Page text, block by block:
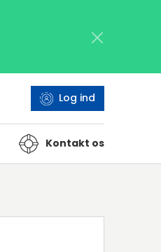
Log ind
Kontakt os